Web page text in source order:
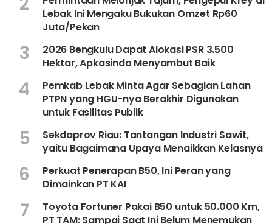
Lebak Ini Mengaku Bukukan Omzet Rp60
Juta/Pekan
3
2026 Bengkulu Dapat Alokasi PSR 3.500
Hektar, Apkasindo Menyambut Baik
4
Pemkab Lebak Minta Agar Sebagian Lahan
PTPN yang HGU-nya Berakhir Digunakan
untuk Fasilitas Publik
5
Sekdaprov Riau: Tantangan Industri Sawit,
yaitu Bagaimana Upaya Menaikkan Kelasnya
6
Perkuat Penerapan B50, Ini Peran yang
Dimainkan PT KAI
7
Toyota Fortuner Pakai B50 untuk 50.000 Km,
PT TAM: Sampai Saat Ini Belum Menemukan